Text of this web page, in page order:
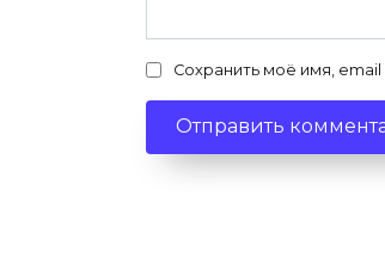
Сохранить моё имя,